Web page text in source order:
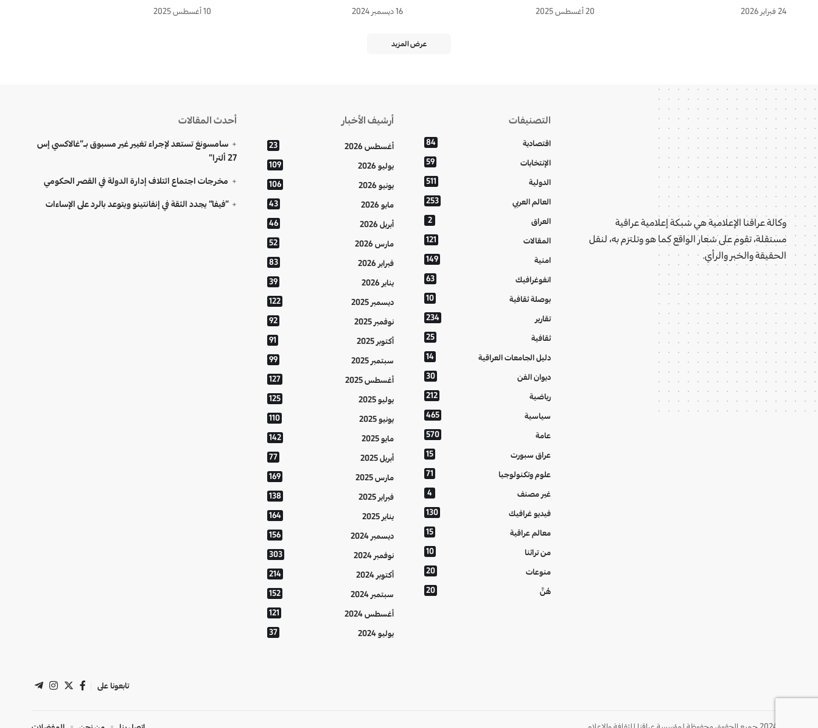
24 فبراير 2026 20 أغسطس 2025 16 ديسمبر 2024 10 أغسطس 2025
عرض المزيد
وكالة عراقنا الإعلامية هي شبكة إعلامية عراقية
مستقلة، تقوم على شعار الواقع كما هو وتلتزم به، لنقل
الحقيقة والخبر والرأي.
التصنيفات
اقتصادية 84
الإنتخابات 59
الدولية 511
العالم العربي 253
العراق 2
المقالات 121
امنية 149
انفوغرافيك 63
بوصلة ثقافية 10
تقارير 234
ثقافية 25
دليل الجامعات العراقية 14
ديوان الفن 30
رياضية 212
سياسية 465
عامة 570
عراق سبورت 15
علوم وتكنولوجيا 71
غير مصنف 4
فيديو غرافيك 130
معالم عراقية 15
من تراثنا 10
منوعات 20
هُنَّ 20
أرشيف الأخبار
أغسطس 2026 23
يوليو 2026 109
يونيو 2026 106
مايو 2026 43
أبريل 2026 46
مارس 2026 52
فبراير 2026 83
يناير 2026 39
ديسمبر 2025 122
نوفمبر 2025 92
أكتوبر 2025 91
سبتمبر 2025 99
أغسطس 2025 127
يوليو 2025 125
يونيو 2025 110
مايو 2025 142
أبريل 2025 77
مارس 2025 169
فبراير 2025 138
يناير 2025 164
ديسمبر 2024 156
نوفمبر 2024 303
أكتوبر 2024 214
سبتمبر 2024 152
أغسطس 2024 121
يوليو 2024 37
أحدث المقالات
سامسونغ تستعد لإجراء تغيير غير مسبوق بـ”غالاكسي إس
27 ألترا”
مخرجات اجتماع ائتلاف إدارة الدولة في القصر الحكومي
“فيفا” يجدد الثقة في إنفانتينو ويتوعد بالرد على الإساءات
تابعونا على